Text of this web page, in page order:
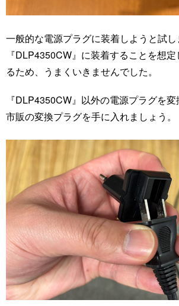
一般的な電源プラグに装着しようと試し
『DLP4350CW』に装着することを想
るため、うまくいきませんでした。
『DLP4350CW』以外の電源プラグを変
市販の変換プラグを手に入れましょう。